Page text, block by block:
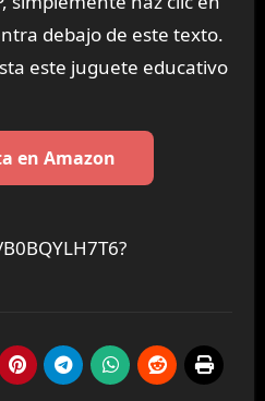
debajo de este texto.
este juguete educativo
en Amazon